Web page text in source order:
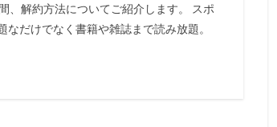
、解約方法についてご紹介します。 スポ
だけでなく書籍や雑誌まで読み放題。